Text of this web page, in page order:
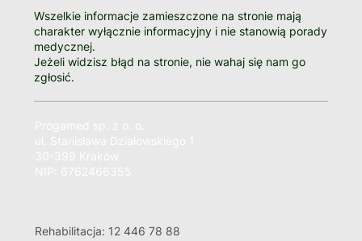
Wszelkie informacje zamieszczone na stronie mają
charakter wyłącznie informacyjny i nie stanowią porady
medycznej.
Jeżeli widzisz błąd na stronie, nie wahaj się nam go
zgłosić.
Rehabilitacja: 12 446 78 88